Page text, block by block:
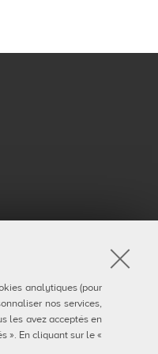
analytiques (pour
nos services,
les avez acceptés en
». En cliquant sur le «